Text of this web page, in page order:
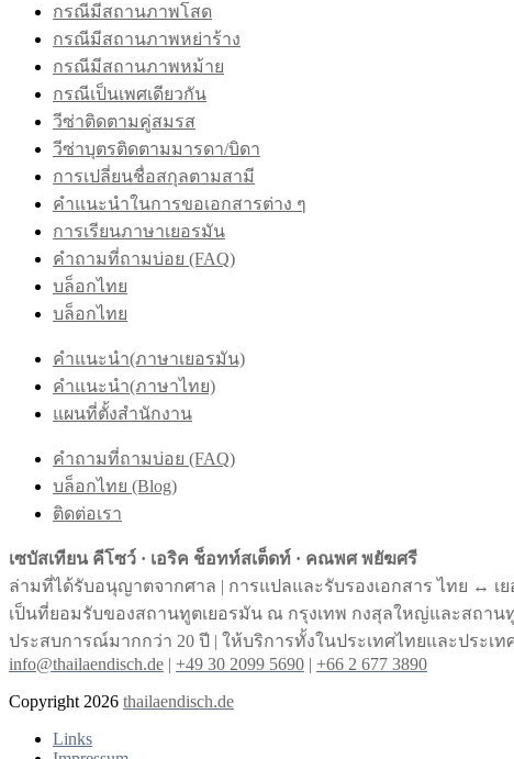
กรณีมีสถานภาพโสด
กรณีมีสถานภาพหย่าร้าง
กรณีมีสถานภาพหม้าย
กรณีเป็นเพศเดียวกัน
วีซ่าติดตามคู่สมรส
วีซ่าบุตรติดตามมารดา/บิดา
การเปลี่ยนชื่อสกุลตามสามี
คำแนะนำในการขอเอกสารต่าง ๆ
การเรียนภาษาเยอรมัน
คำถามที่ถามบ่อย (FAQ)
บล็อกไทย
บล็อกไทย
คำแนะนำ(ภาษาเยอรมัน)
คำแนะนำ(ภาษาไทย)
แผนที่ตั้งสำนักงาน
คำถามที่ถามบ่อย (FAQ)
บล็อกไทย (Blog)
ติดต่อเรา
เซบัสเทียน คีโซว์ · เอริค ช็อทท์สเต็ดท์ · คณพศ พยัฆศรี
ล่ามที่ได้รับอนุญาตจากศาล | การแปลและรับรองเอกสาร ไทย ↔︎ เ
เป็นที่ยอมรับของสถานทูตเยอรมัน ณ กรุงเทพ กงสุลใหญ่และสถาน
ประสบการณ์มากกว่า 20 ปี | ให้บริการทั้งในประเทศไทยและประเท
info@thailaendisch.de | +49 30 2099 5690 | +66 2 677 3890
Copyright 2026 thailaendisch.de
Links